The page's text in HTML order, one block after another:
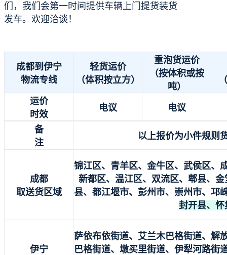
们，我们会第一时间提供车辆上门提货装货
发车。欢迎洽谈！
成都到伊宁
物流专线
轻货运价
（体积按立方）
重泡货运价
（按体积或按
吨）
运价
时效
电议 电议
备
注
以上报价为小件规则
成都
取送货区域
锦江区、青羊区、金牛区、武侯区、
新都区、温江区、双流区、郫县、
县、都江堰市、彭州市、崇州市、邛
封开县、怀
伊宁
萨依布依街道、艾兰木巴格街道、解
巴格街道、墩买里街道、伊犁河路街